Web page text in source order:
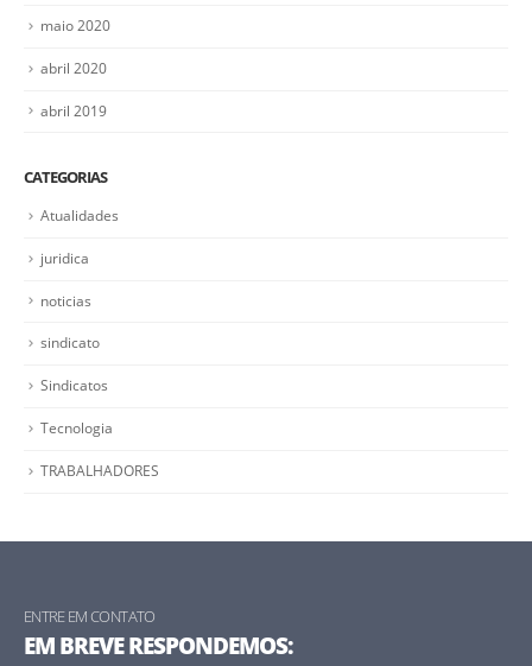
maio 2020
abril 2020
abril 2019
CATEGORIAS
Atualidades
juridica
noticias
sindicato
Sindicatos
Tecnologia
TRABALHADORES
ENTRE EM CONTATO
EM BREVE RESPONDEMOS: